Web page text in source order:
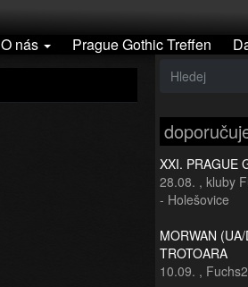
O nás Prague Gothic Treffen
XXI. PRAGUE
28.08. , kluby
- Holešovice
MORWAN
TROTOARA
10.09. , Fuchs2